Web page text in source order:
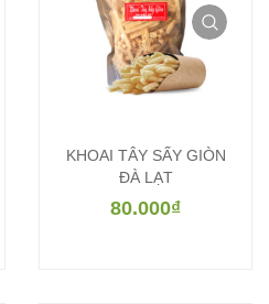
KHOAI TÂY SẤY GIÒN
ĐÀ LẠT
80.000₫